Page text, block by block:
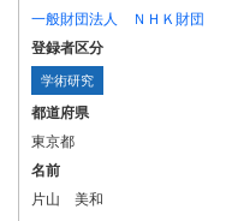
一般財団法人 ＮＨＫ財団
登録者区分
学術研究
都道府県
東京都
名前
片山 美和